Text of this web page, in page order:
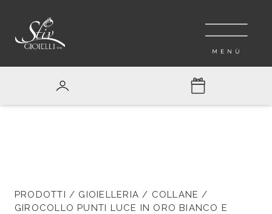
PRODOTTI / GIOIELLERIA / COLLANE /
GIROCOLLO PUNTI LUCE IN ORO BIANCO E